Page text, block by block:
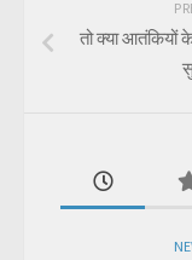
तो क्या आतंकियों